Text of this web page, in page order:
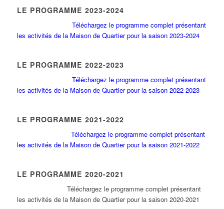
LE PROGRAMME 2023-2024
Téléchargez le programme complet présentant
les activités de la Maison de Quartier pour la saison 2023-2024
LE PROGRAMME 2022-2023
Téléchargez le programme complet présentant
les activités de la Maison de Quartier pour la saison 2022-2023
LE PROGRAMME 2021-2022
Téléchargez le programme complet présentant
les activités de la Maison de Quartier pour la saison 2021-2022
LE PROGRAMME 2020-2021
Téléchargez le programme complet présentant
les activités de la Maison de Quartier pour la saison 2020-2021